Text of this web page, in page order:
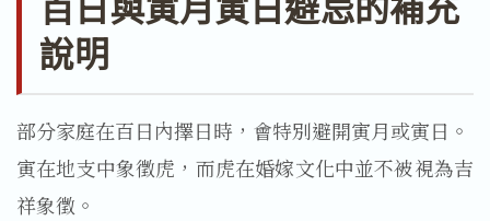
說明
部分家庭在百日內擇日時，會特別避開寅月或寅日。
寅在地支中象徵虎，而虎在婚嫁文化中並不被視為吉
祥象徵。